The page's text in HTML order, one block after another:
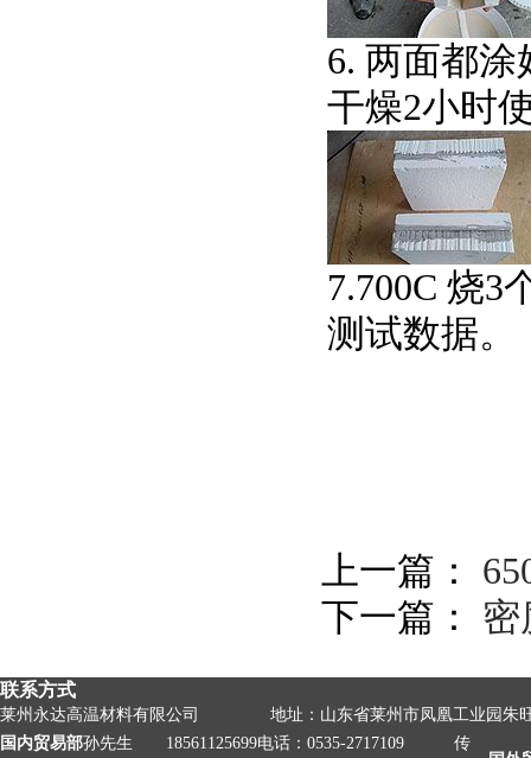
6. 两面都涂
干燥2小时
7.700C 烧3
测试数据。
上一篇：
下一篇：
密
联系方式
莱州永达高温材料有限公司 地址：山东省莱州市凤凰工业园朱
国内贸易部孙先生 18561125699电话：0535-2717109 传